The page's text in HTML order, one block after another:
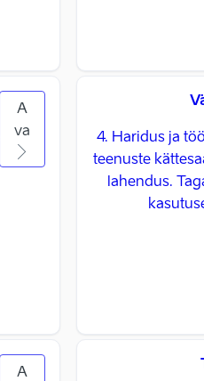
A
va
4. Haridus ja
teenuste
lahendus.
A